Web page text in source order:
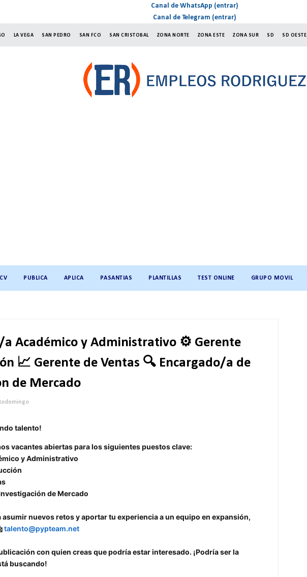
Canal de WhatsApp (entrar)
Canal de Telegram (entrar)
LA VEGA SAN PEDRO SAN FCO SAN CRISTOBAL ZONA NORTE ZONA ESTE ZONA SUR SD SD OESTE
PUBLICA APLICA PASANTIAS PLANTILLAS TEST ONLINE GRUPO MOVIL
Académico y Administrativo ⚙️ Gerente
📈 Gerente de Ventas 🔍 Encargado/a de
de Mercado
talento!
vacantes abiertas para los siguientes puestos clave:
y Administrativo
de Mercado
asumir nuevos retos y aportar tu experiencia a un equipo en expansión,
talento@pypteam.net
con quien creas que podría estar interesado. ¡Podría ser la
buscando!